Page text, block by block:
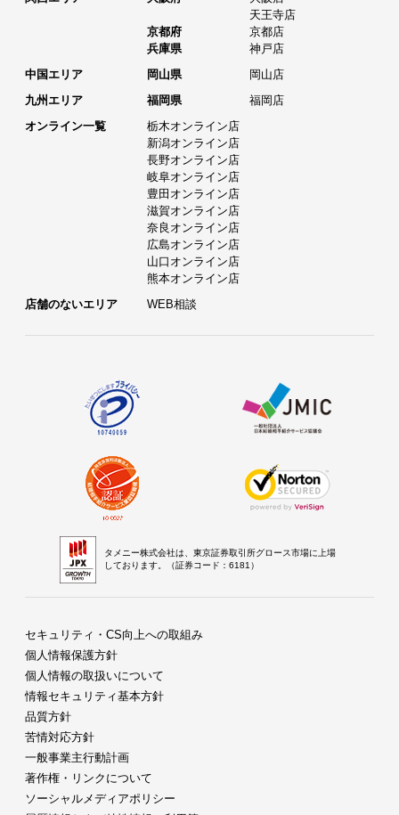
天王寺店
京都府
京都店
兵庫県
神戸店
中国エリア
岡山県
岡山店
九州エリア
福岡県
福岡店
オンライン一覧
栃木オンライン店
新潟オンライン店
長野オンライン店
岐阜オンライン店
豊田オンライン店
滋賀オンライン店
奈良オンライン店
広島オンライン店
山口オンライン店
熊本オンライン店
店舗のないエリア
WEB相談
タメニー株式会社は、東京証券取引所グロース市場に上場
しております。（証券コード：6181）
セキュリティ・CS向上への取組み
個人情報保護方針
個人情報の取扱いについて
情報セキュリティ基本方針
品質方針
苦情対応方針
一般事業主行動計画
著作権・リンクについて
ソーシャルメディアポリシー